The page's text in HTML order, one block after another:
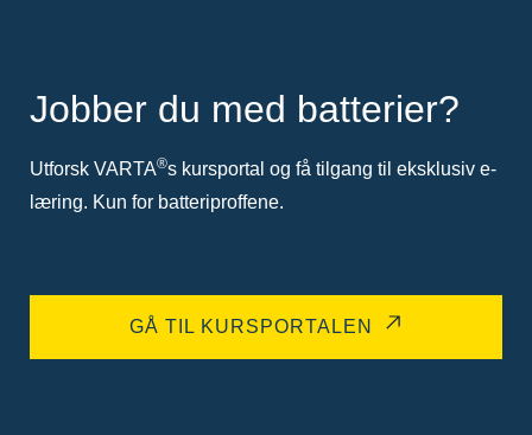
Jobber du med batterier?
Utforsk VARTA®s kursportal og få tilgang til eksklusiv e-
læring. Kun for batteriproffene.
GÅ TIL KURSPORTALEN